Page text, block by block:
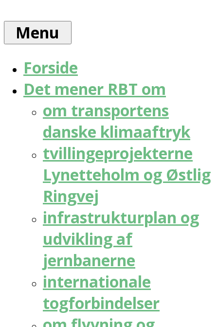
content
for
bæredygtig
trafik
Menu
Forside
Det mener RBT om
om transportens
danske klimaaftryk
tvillingeprojekterne
Lynetteholm og Østlig
Ringvej
infrastrukturplan og
udvikling af
jernbanerne
internationale
togforbindelser